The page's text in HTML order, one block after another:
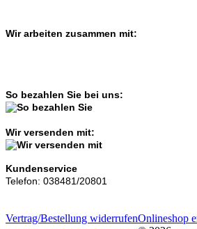
Wir arbeiten zusammen mit:
So bezahlen Sie bei uns:
Wir versenden mit:
Kundenservice
Telefon: 038481/20801
Vertrag/Bestellung widerrufenOnlineshop